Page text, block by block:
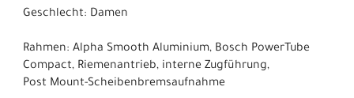
Geschlecht: Damen
Rahmen: Alpha Smooth Aluminium, Bosch PowerTube
Compact, Riemenantrieb, interne Zugführung,
Post Mount-Scheibenbremsaufnahme